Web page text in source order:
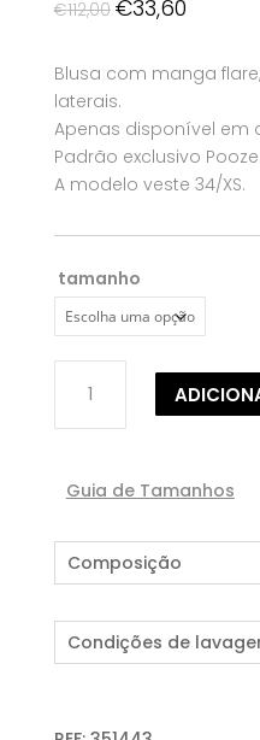
€112,00 O
era:
€112,00.
€33,60O
atual
é:
€33,60.
Blusa com manga
laterais.
Apenas disponível em
Padrão exclusivo Pooze.
A modelo veste 34/XS.
tamanho
Quantidade
BLUSA
FLARE
Guia de Tamanhos
Composição
Condições de